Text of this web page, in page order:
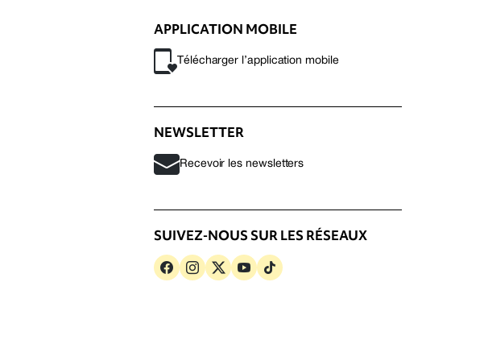
APPLICATION MOBILE
Télécharger l’application mobile
NEWSLETTER
Recevoir les newsletters
SUIVEZ-NOUS SUR LES RÉSEAUX